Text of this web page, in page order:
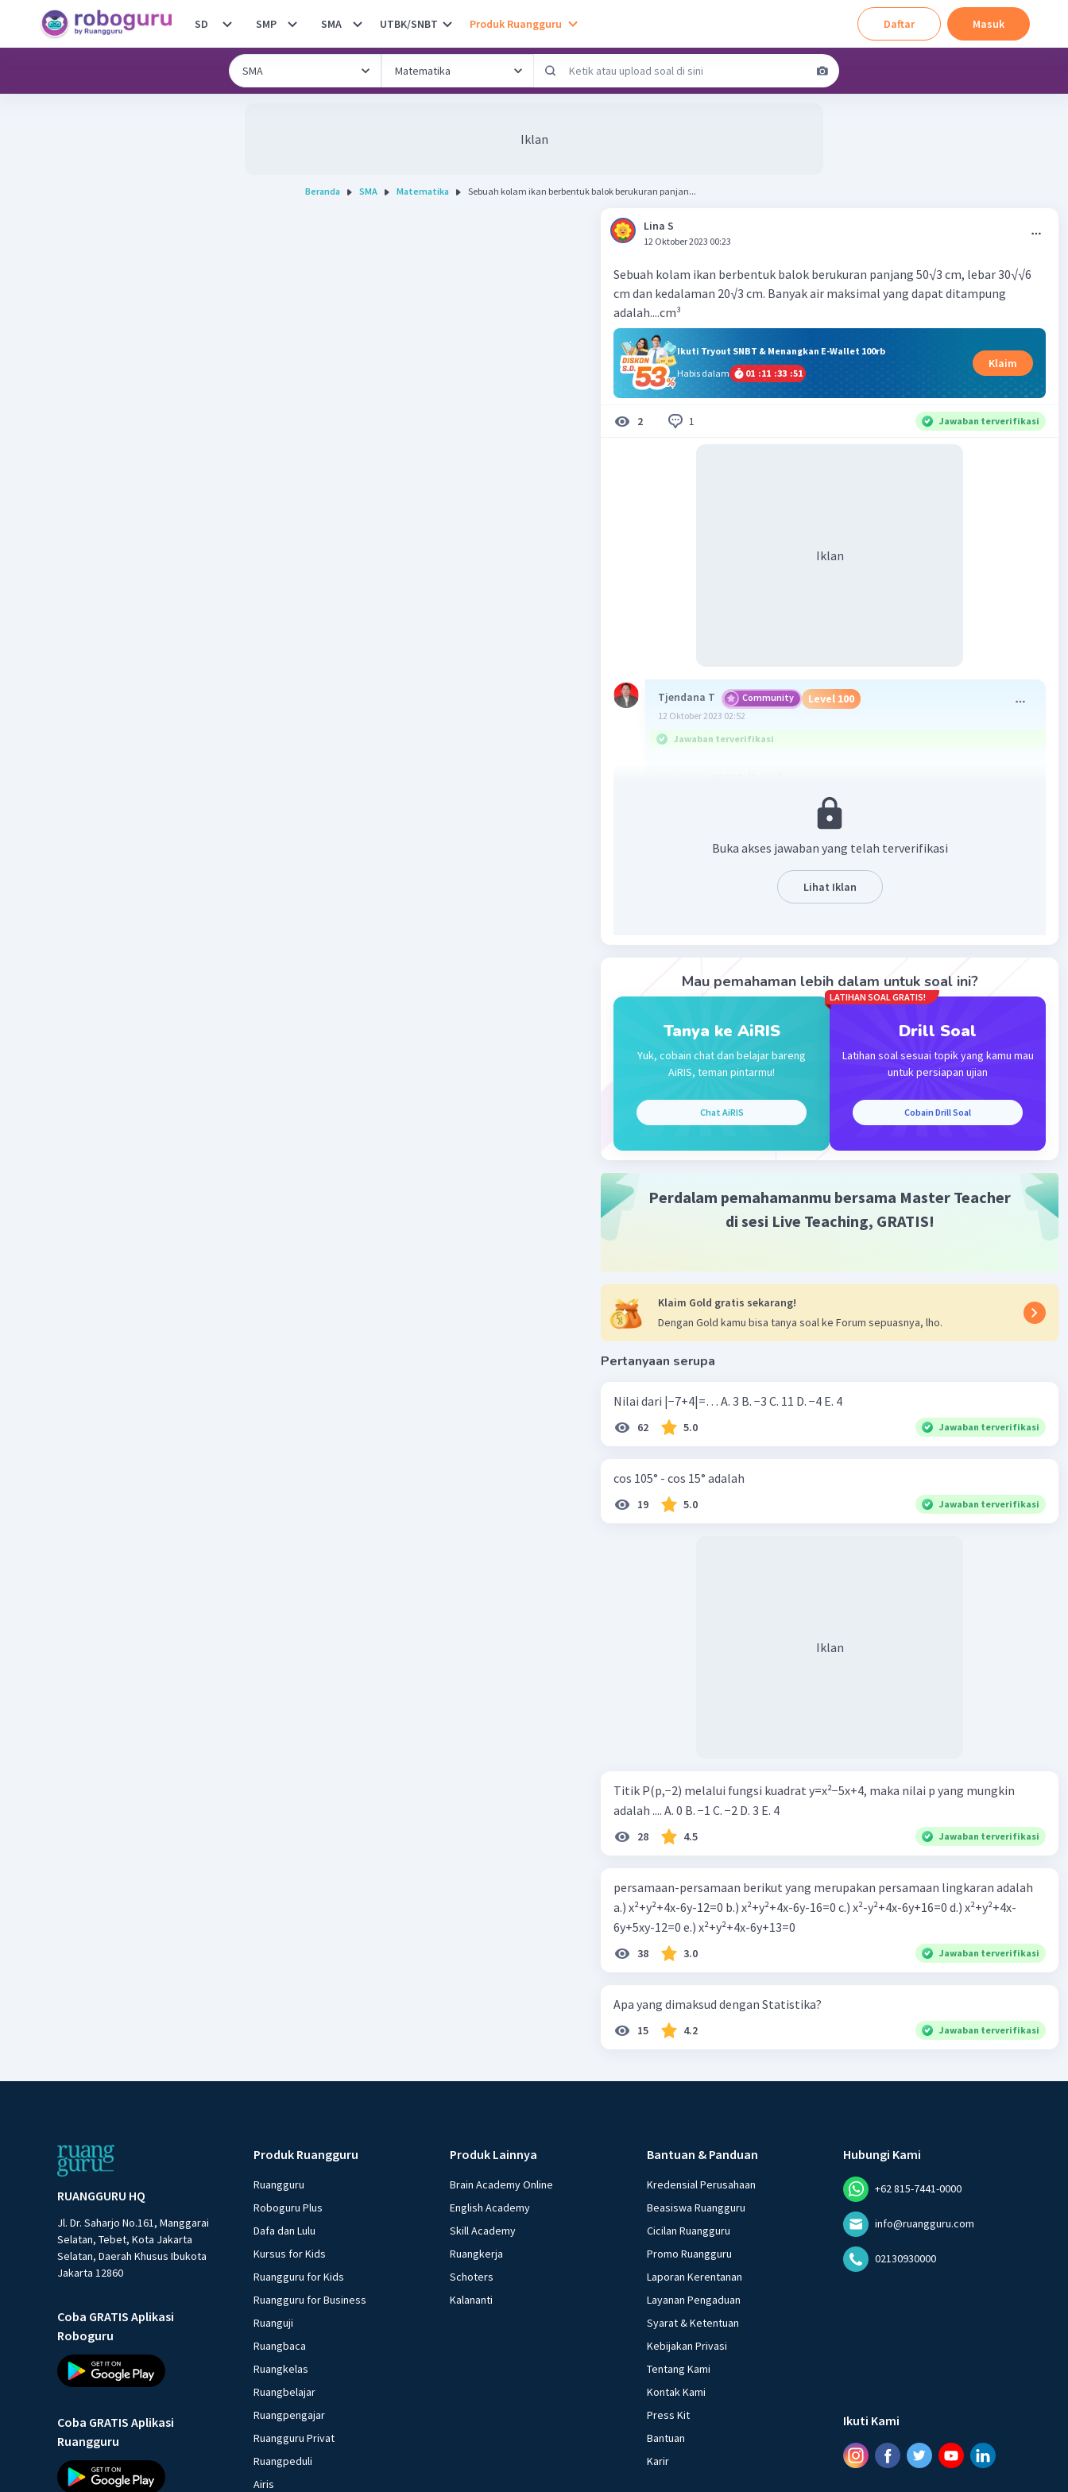
SD SMP SMA UTBK/SNBT Produk Ruangguru Daftar Masuk
Iklan
Beranda SMA Matematika Sebuah kolam ikan berbentuk balok berukuran panjan...
Lina S
12 Oktober 2023 00:23
Sebuah kolam ikan berbentuk balok berukuran panjang 50√3 cm, lebar 30√√6
cm dan kedalaman 20√3 cm. Banyak air maksimal yang dapat ditampung
adalah....cm³
Ikuti Tryout SNBT & Menangkan E-Wallet 100rb
Habis dalam
01 :11 :33 :51
Klaim
2 1 Jawaban terverifikasi
Iklan
Tjendana T Community Level 100
12 Oktober 2023 02:52
Jawaban terverifikasi
Vol. balok = 50√3 × 30√6 × 20√3
= 90000√6 cm³
Balas
Buka akses jawaban yang telah terverifikasi
Lihat Iklan
Mau pemahaman lebih dalam untuk soal ini?
Tanya ke AiRIS
Yuk, cobain chat dan belajar bareng
AiRIS, teman pintarmu!
Chat AiRIS
LATIHAN SOAL GRATIS!
Drill Soal
Latihan soal sesuai topik yang kamu mau
untuk persiapan ujian
Cobain Drill Soal
Perdalam pemahamanmu bersama Master Teacher
di sesi Live Teaching, GRATIS!
Klaim Gold gratis sekarang!
Dengan Gold kamu bisa tanya soal ke Forum sepuasnya, lho.
Pertanyaan serupa
Nilai dari |−7+4|=… A. 3 B. −3 C. 11 D. −4 E. 4
62 5.0 Jawaban terverifikasi
cos 105° - cos 15° adalah
19 5.0 Jawaban terverifikasi
Iklan
Titik P(p,−2) melalui fungsi kuadrat y=x²−5x+4, maka nilai p yang mungkin
adalah .... A. 0 B. −1 C. −2 D. 3 E. 4
28 4.5 Jawaban terverifikasi
persamaan-persamaan berikut yang merupakan persamaan lingkaran adalah
a.) x²+y²+4x-6y-12=0 b.) x²+y²+4x-6y-16=0 c.) x²-y²+4x-6y+16=0 d.) x²+y²+4x-
6y+5xy-12=0 e.) x²+y²+4x-6y+13=0
38 3.0 Jawaban terverifikasi
Apa yang dimaksud dengan Statistika?
15 4.2 Jawaban terverifikasi
RUANGGURU HQ
Jl. Dr. Saharjo No.161, Manggarai
Selatan, Tebet, Kota Jakarta
Selatan, Daerah Khusus Ibukota
Jakarta 12860
Coba GRATIS Aplikasi
Roboguru
Coba GRATIS Aplikasi
Ruangguru
Produk Ruangguru
Ruangguru
Roboguru Plus
Dafa dan Lulu
Kursus for Kids
Ruangguru for Kids
Ruangguru for Business
Ruanguji
Ruangbaca
Ruangkelas
Ruangbelajar
Ruangpengajar
Ruangguru Privat
Ruangpeduli
Airis
Produk Lainnya
Brain Academy Online
English Academy
Skill Academy
Ruangkerja
Schoters
Kalananti
Bantuan & Panduan
Kredensial Perusahaan
Beasiswa Ruangguru
Cicilan Ruangguru
Promo Ruangguru
Laporan Kerentanan
Layanan Pengaduan
Syarat & Ketentuan
Kebijakan Privasi
Tentang Kami
Kontak Kami
Press Kit
Bantuan
Karir
Hubungi Kami
+62 815-7441-0000
info@ruangguru.com
02130930000
Ikuti Kami